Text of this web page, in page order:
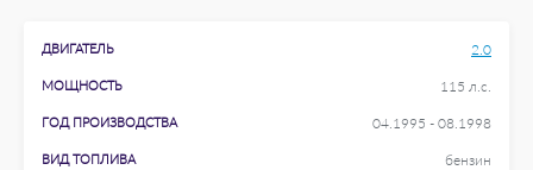
ДВИГАТЕЛЬ 2.0
МОЩНОСТЬ 115 л.с.
ГОД ПРОИЗВОДСТВА 04.1995 - 08.1998
ВИД ТОПЛИВА бензин